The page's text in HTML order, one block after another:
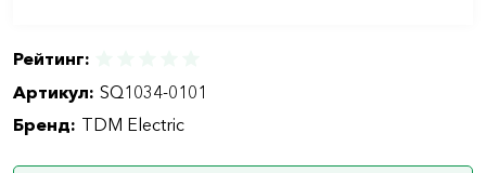
Рейтинг:
Артикул: SQ1034-0101
Бренд: TDM Electric